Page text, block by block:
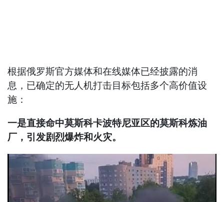
根据俄罗斯官方媒体和在线媒体已经披露的消
息，已确定的无人机打击目标包括多个高价值设
施：
一是直接命中莫斯科卡波特尼亚区的莫斯科炼油
厂，引发剧烈爆炸和火灾。